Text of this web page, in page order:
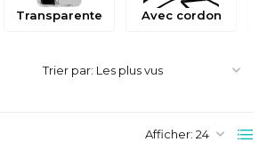
Transparente Avec cordon
Afficher:
Trier par: